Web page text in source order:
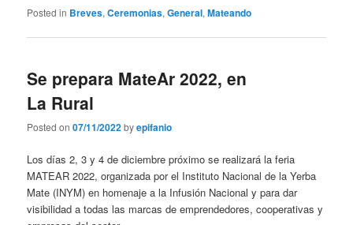
Posted in Breves,Ceremonias,General,Mateando
Se prepara MateAr 2022, en
La Rural
Posted on07/11/2022byepifanio
Los días 2, 3 y 4 de diciembre próximo se realizará la feria
MATEAR 2022, organizada por el Instituto Nacional de la Yerba
Mate (INYM) en homenaje a la Infusión Nacional y para dar
visibilidad a todas las marcas de emprendedores, cooperativas y